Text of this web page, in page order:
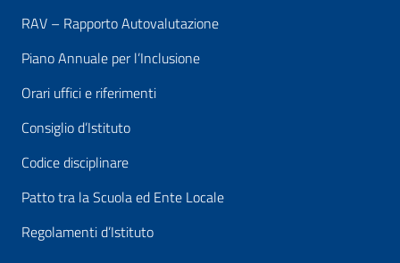
RAV – Rapporto Autovalutazione
Piano Annuale per l’Inclusione
Orari uffici e riferimenti
Consiglio d’Istituto
Codice disciplinare
Patto tra la Scuola ed Ente Locale
Regolamenti d’Istituto